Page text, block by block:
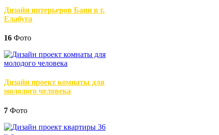
Дизайн интерьеров Бани в г.
Елабуга
16 Фото
Дизайн проект комнаты для
молодого человека
7 Фото